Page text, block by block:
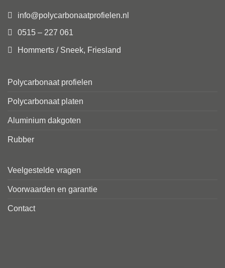
info@polycarbonaatprofielen.nl
0515 – 227 061
Hommerts / Sneek, Friesland
Polycarbonaat profielen
Polycarbonaat platen
Aluminium dakgoten
Rubber
Veelgestelde vragen
Voorwaarden en garantie
Contact